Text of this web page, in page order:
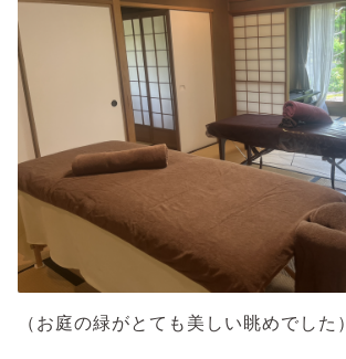
（お庭の緑がとても美しい眺めでした）